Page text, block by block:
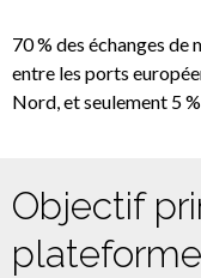
70 % des échanges
entre les ports
Nord, et seulement 5
Objectif
plateforme